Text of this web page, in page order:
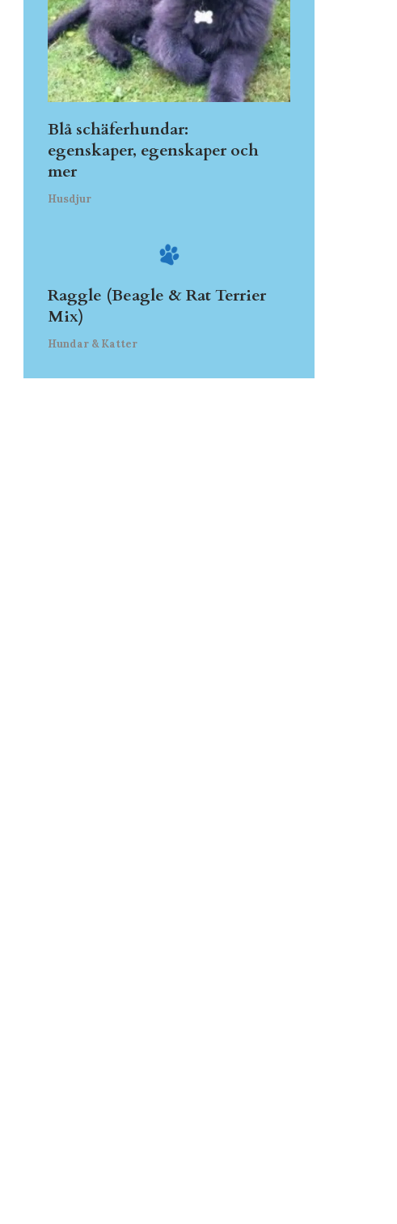
Blå schäferhundar:
egenskaper, egenskaper och
mer
Husdjur
Raggle (Beagle & Rat Terrier
Mix)
Hundar & Katter